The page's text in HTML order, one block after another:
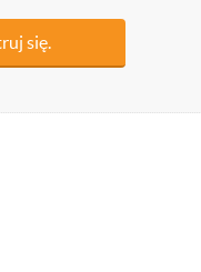
się.